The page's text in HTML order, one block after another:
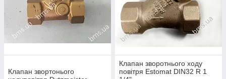
Клапан звортонього
Клапан зворотнього ходу
повітря Estomat DIN32 R 1